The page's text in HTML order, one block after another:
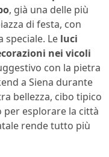
, già una delle più
di festa, con
speciale. Le luci
nei vicoli
con la pietra
a Siena durante
bellezza, cibo tipico
per esplorare la città
rende tutto più